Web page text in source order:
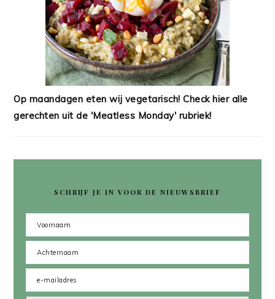
Op maandagen eten wij vegetarisch! Check hier alle
gerechten uit de 'Meatless Monday' rubriek!
SCHRIJF JE IN VOOR DE NIEUWSBRIEF